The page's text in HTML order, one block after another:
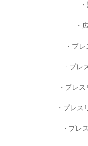
プレ
プレ
プレス
プレス
プレ